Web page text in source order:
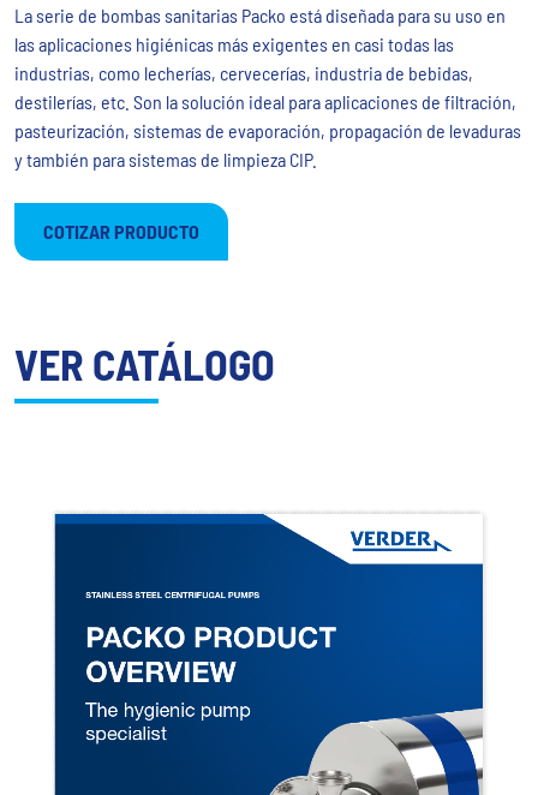
La serie de bombas sanitarias Packo está diseñada para su uso en
las aplicaciones higiénicas más exigentes en casi todas las
industrias, como lecherías, cervecerías, industria de bebidas,
destilerías, etc. Son la solución ideal para aplicaciones de filtración,
pasteurización, sistemas de evaporación, propagación de levaduras
y también para sistemas de limpieza CIP.
COTIZAR PRODUCTO
VER CATÁLOGO